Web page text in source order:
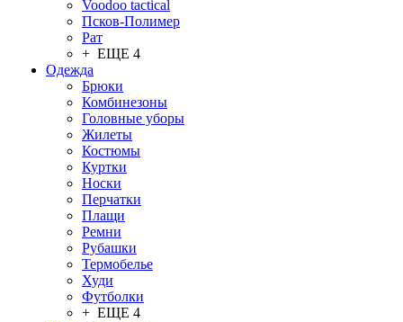
Voodoo tactical
Псков-Полимер
Рат
+ ЕЩЕ 4
Одежда
Брюки
Комбинезоны
Головные уборы
Жилеты
Костюмы
Куртки
Носки
Перчатки
Плащи
Ремни
Рубашки
Термобелье
Худи
Футболки
+ ЕЩЕ 4